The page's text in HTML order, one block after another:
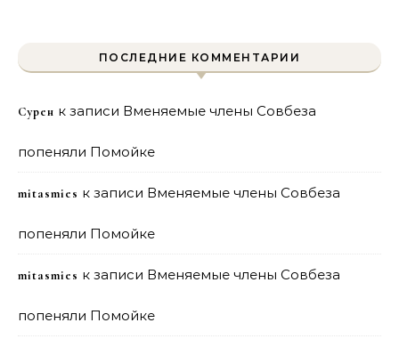
ПОСЛЕДНИЕ КОММЕНТАРИИ
Сурен к записи Вменяемые члены Совбеза
попеняли Помойке
mitasmies к записи Вменяемые члены Совбеза
попеняли Помойке
mitasmies к записи Вменяемые члены Совбеза
попеняли Помойке